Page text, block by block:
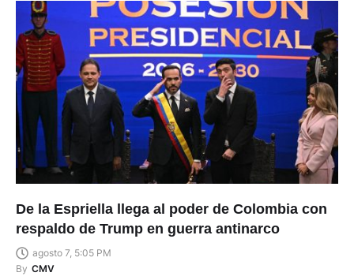
De la Espriella llega al poder de Colombia con
respaldo de Trump en guerra antinarco
agosto 7, 5:05 PM
By CMV